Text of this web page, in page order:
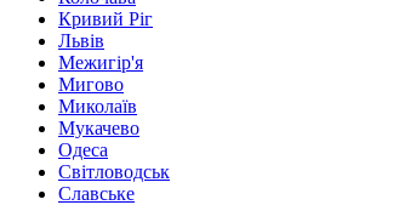
Кривий Ріг
Львів
Межигір'я
Мигово
Миколаїв
Мукачево
Одеса
Світловодськ
Славське